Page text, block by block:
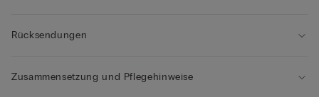
Rücksendungen
Zusammensetzung und Pflegehinweise